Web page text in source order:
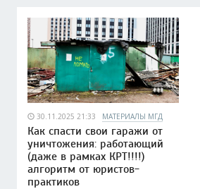
30.11.2025 21:33 МАТЕРИАЛЫ МГД
Как спасти свои гаражи от
уничтожения: работающий
(даже в рамках КРТ!!!!)
алгоритм от юристов-
практиков